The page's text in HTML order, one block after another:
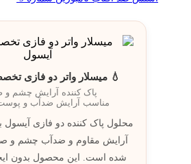
💧 میسلار واتر دو فازی
پاک کننده آرایش چشم
مناسب آرایش ضدآب و
محلول پاک کننده دو فازی آیسول
آرایش مقاوم و ضدآب چشم و
شده است. این محصول بدون